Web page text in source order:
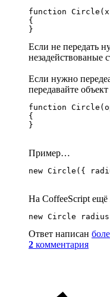
function
{
Если не передать
незадействованые
Если нужно
передавайте
function
{
Пример…
На CoffeeScript ещё
Ответ написан
2 комментария